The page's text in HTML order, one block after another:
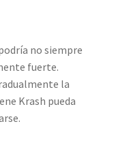
no siempre
fuerte.
la
Krash pueda